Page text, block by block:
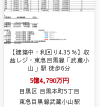
【建築中・利回り4.35％】収
益レジ・東急目黒線「武蔵小
山」駅 徒歩6分
5億4,790万円
目黒区 目黒本町5丁目
東急目黒線武蔵小山駅